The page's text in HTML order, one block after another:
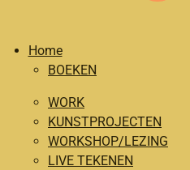
o
k
Home
BOEKEN
WORK
KUNSTPROJECTEN
WORKSHOP/LEZING
LIVE TEKENEN